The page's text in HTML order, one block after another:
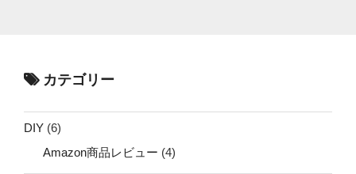
カテゴリー
DIY (6)
Amazon商品レビュー (4)